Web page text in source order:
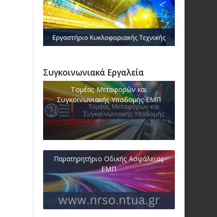
Συγκοινωνιακά Εργαλεία
Τομέας Μεταφορών και
Συγκοινωνιακής Υποδομής ΕΜΠ
Παρατηρητήριο Οδικής Ασφάλειας
ΕΜΠ